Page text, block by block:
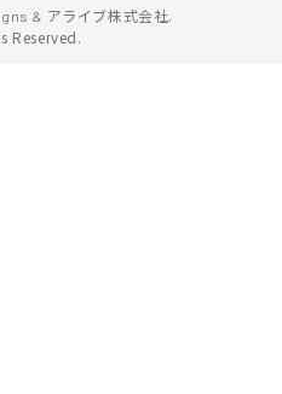
& アライブ株式会社.
Reserved.